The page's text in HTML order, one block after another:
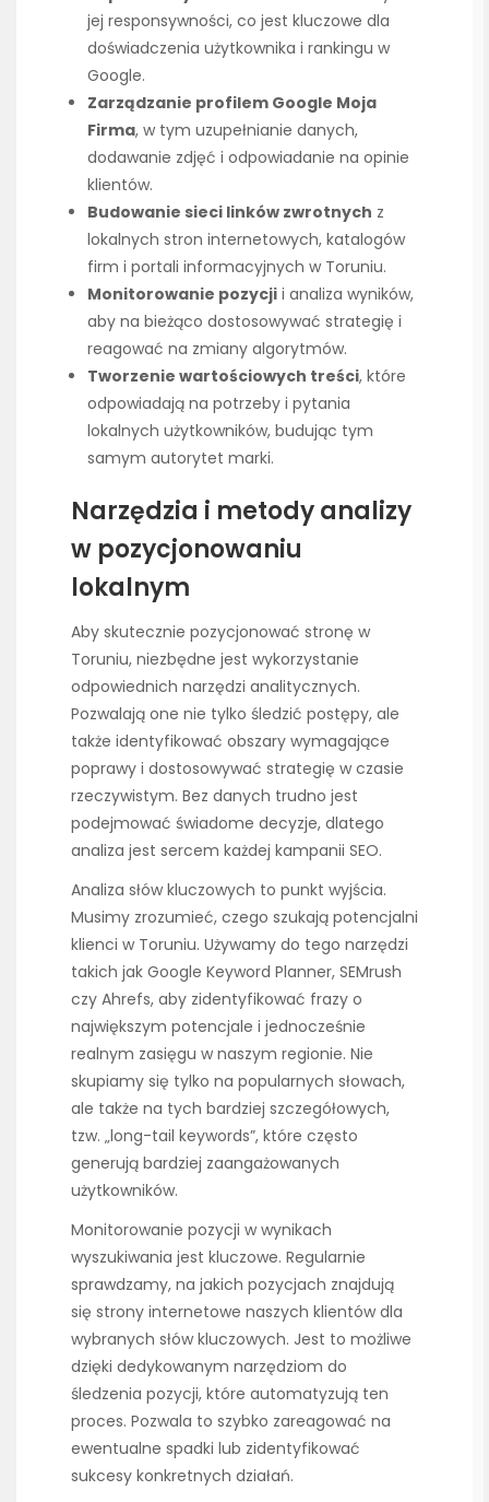
jej responsywności, co jest kluczowe dla
doświadczenia użytkownika i rankingu w
Google.
Zarządzanie profilem Google Moja
Firma, w tym uzupełnianie danych,
dodawanie zdjęć i odpowiadanie na opinie
klientów.
Budowanie sieci linków zwrotnych z
lokalnych stron internetowych, katalogów
firm i portali informacyjnych w Toruniu.
Monitorowanie pozycji i analiza wyników,
aby na bieżąco dostosowywać strategię i
reagować na zmiany algorytmów.
Tworzenie wartościowych treści, które
odpowiadają na potrzeby i pytania
lokalnych użytkowników, budując tym
samym autorytet marki.
Narzędzia i metody analizy
w pozycjonowaniu
lokalnym
Aby skutecznie pozycjonować stronę w
Toruniu, niezbędne jest wykorzystanie
odpowiednich narzędzi analitycznych.
Pozwalają one nie tylko śledzić postępy, ale
także identyfikować obszary wymagające
poprawy i dostosowywać strategię w czasie
rzeczywistym. Bez danych trudno jest
podejmować świadome decyzje, dlatego
analiza jest sercem każdej kampanii SEO.
Analiza słów kluczowych to punkt wyjścia.
Musimy zrozumieć, czego szukają potencjalni
klienci w Toruniu. Używamy do tego narzędzi
takich jak Google Keyword Planner, SEMrush
czy Ahrefs, aby zidentyfikować frazy o
największym potencjale i jednocześnie
realnym zasięgu w naszym regionie. Nie
skupiamy się tylko na popularnych słowach,
ale także na tych bardziej szczegółowych,
tzw. „long-tail keywords”, które często
generują bardziej zaangażowanych
użytkowników.
Monitorowanie pozycji w wynikach
wyszukiwania jest kluczowe. Regularnie
sprawdzamy, na jakich pozycjach znajdują
się strony internetowe naszych klientów dla
wybranych słów kluczowych. Jest to możliwe
dzięki dedykowanym narzędziom do
śledzenia pozycji, które automatyzują ten
proces. Pozwala to szybko zareagować na
ewentualne spadki lub zidentyfikować
sukcesy konkretnych działań.